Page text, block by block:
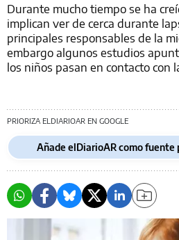
Durante mucho tiempo se ha
implican ver de cerca durante
principales responsables de la
embargo algunos estudios
los niños pasan en contacto con
PRIORIZA ELDIARIOAR EN GOOGLE
Añade elDiarioAR como fuente